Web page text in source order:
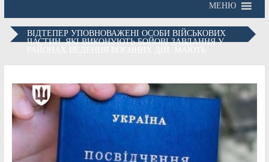
МЕНЮ
ВІДТЕПЕР УПОВНОВАЖЕНІ ОСОБИ ВІЙСЬКОВИХ
ЧАСТИН, ЯКІ ВИКОНУЮТЬ БОЙОВІ ЗАВДАННЯ У